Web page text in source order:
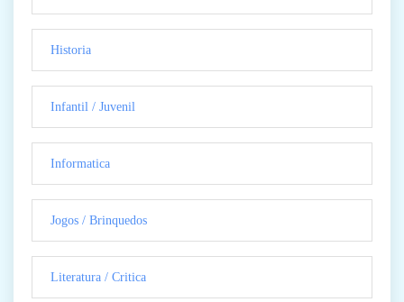
Historia
Infantil / Juvenil
Informatica
Jogos / Brinquedos
Literatura / Critica